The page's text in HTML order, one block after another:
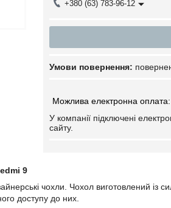
+380 (63) 783-96-12
У компанії підключені
сайту.
9
чохли. Чохол виготовлений із
доступу до них.